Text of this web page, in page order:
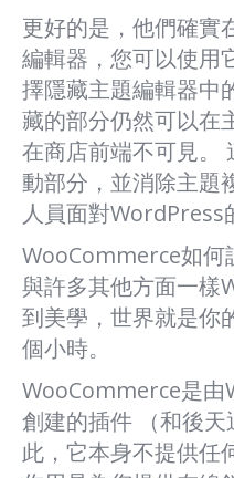
更好的是，他們確實
編輯器，您可以使用
擇隱藏主題編輯器中
藏的部分仍然可以在
在商店前端不可見。
動部分，並消除主題
人員面對WordPress
WooCommerce如何
與許多其他方面一樣
到美學，世界就是你
個小時。
WooCommerce是由
創建的插件 （和後
此，它本身不提供任